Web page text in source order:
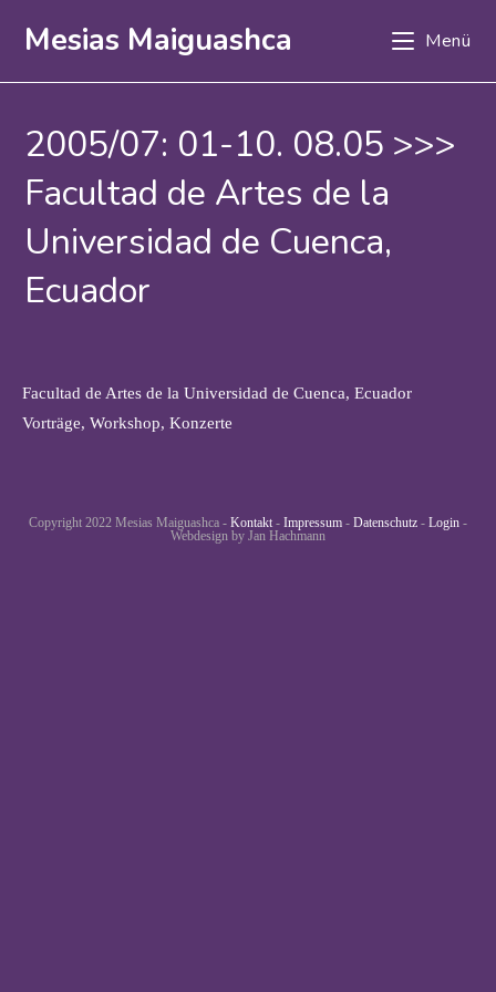
InhaltMesias Maiguashca Menü
2005/07: 01-10. 08.05 >>>
Facultad de Artes de la
Universidad de Cuenca,
Ecuador
Facultad de Artes de la Universidad de Cuenca, Ecuador
Vorträge, Workshop, Konzerte
Copyright 2022 Mesias Maiguashca - Kontakt - Impressum - Datenschutz - Login -
Webdesign by Jan Hachmann